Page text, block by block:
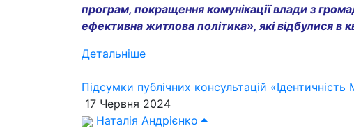
програм, покращення комунікації влади з
ефективна житлова політика», які відбулися в
Детальніше
Підсумки публічних консультацій
17 Червня 2024
Наталія Андрієнко